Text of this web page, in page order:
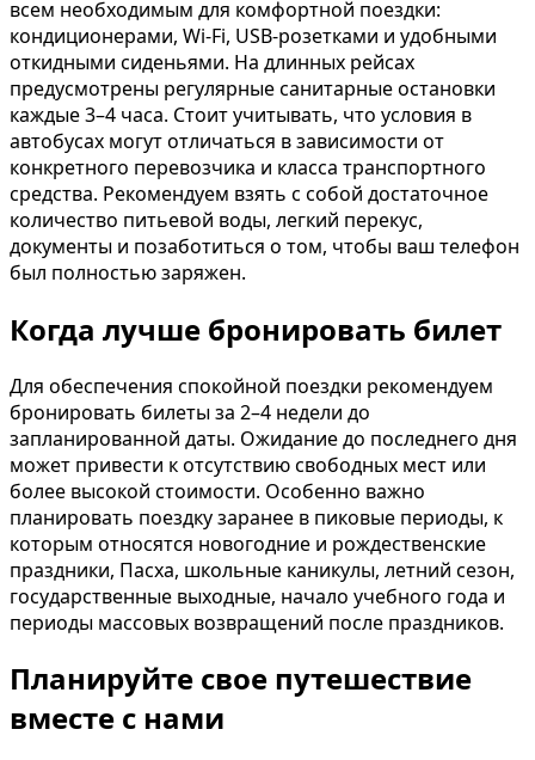
всем необходимым для комфортной поездки:
кондиционерами, Wi-Fi, USB-розетками и удобными
откидными сиденьями. На длинных рейсах
предусмотрены регулярные санитарные остановки
каждые 3–4 часа. Стоит учитывать, что условия в
автобусах могут отличаться в зависимости от
конкретного перевозчика и класса транспортного
средства. Рекомендуем взять с собой достаточное
количество питьевой воды, легкий перекус,
документы и позаботиться о том, чтобы ваш телефон
был полностью заряжен.
Когда лучше бронировать билет
Для обеспечения спокойной поездки рекомендуем
бронировать билеты за 2–4 недели до
запланированной даты. Ожидание до последнего дня
может привести к отсутствию свободных мест или
более высокой стоимости. Особенно важно
планировать поездку заранее в пиковые периоды, к
которым относятся новогодние и рождественские
праздники, Пасха, школьные каникулы, летний сезон,
государственные выходные, начало учебного года и
периоды массовых возвращений после праздников.
Планируйте свое путешествие
вместе с нами